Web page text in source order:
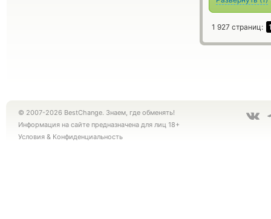
1 927 страниц:
© 2007-2026 BestChange. Знаем, где обменять!
Информация на сайте предназначена для лиц 18+
Условия & Конфиденциальность